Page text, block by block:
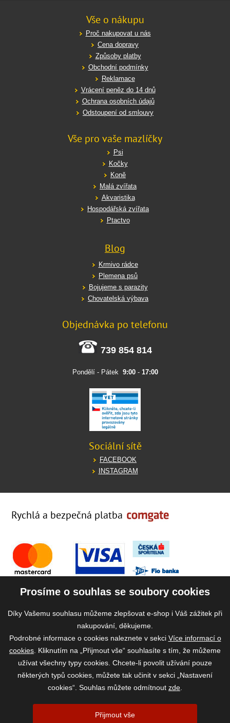
Vše o nákupu
Proč nakupovat u nás
Cena dopravy
Způsoby platby
Obchodní podmínky
Reklamace
Vrácení peněz do 14 dnů
Ochrana osobních údajů
Odstoupení od smlouvy
Vše pro vaše mazlíčky
Psi
Kočky
Koně
Malá zvířata
Akvaristika
Hospodářská zvířata
Ptactvo
Blog
Krmivo rádce
Plemena psů
Bojujeme s parazity
Chovatelská výbava
Objednávka po telefonu
739 854 814
Pondělí - Pátek 9:00- 17:00
Sociální sítě
FACEBOOK
INSTAGRAM
Rychlá a bezpečná platba
2026 ©www.vase-krmivo.cz- Tomáš Kroupa e-shop, Kanice 307, 664 01
Brno-venkov, IČ: 75785439
Prosíme o souhlas se soubory cookies
Díky Vašemu souhlasu můžeme zlepšovat e-shop i Váš zážitek při
nakupování, děkujeme.
Podrobné informace o cookies naleznete v sekci Více informací o
cookies . Kliknutím na „Přijmout vše“ souhlasíte s tím, že můžeme
užívat všechny typy cookies. Chcete-li povolit užívání pouze
některých typů cookies, můžete tak učinit v sekci „Nastavení
cookies“. Souhlas můžete odmítnout zde
Přijmout vše